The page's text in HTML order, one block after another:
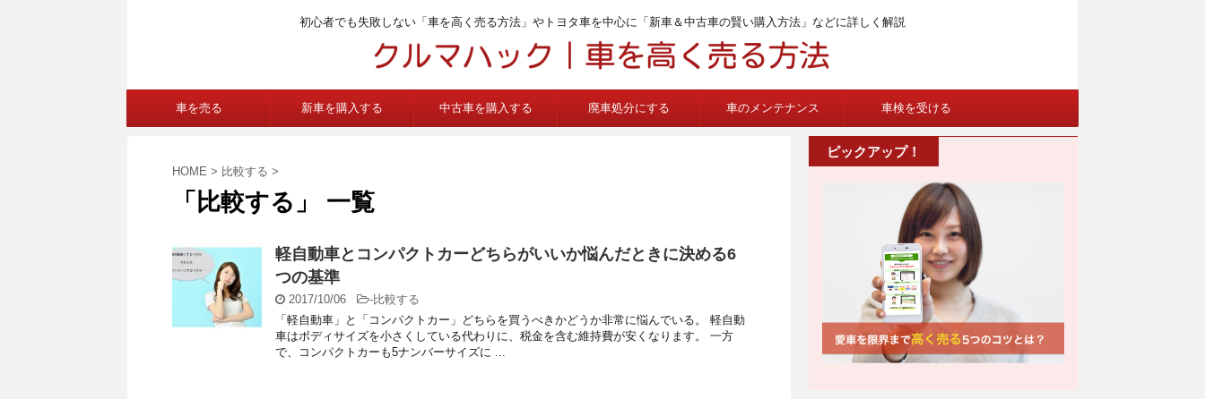
初心者でも失敗しない「車を高く売る方法」やトヨタ車を中心に「新車＆中古車の賢い購入方法」などに詳しく解説
車を売る 新車を購入する 中古車を購入する 廃車処分にする 車のメンテナンス 車検を受ける
HOME > 比較する >
「比較する」 一覧
軽自動車とコンパクトカーどちらがいいか悩んだときに決める6
つの基準
2017/10/06 -比較する
「軽自動車」と「コンパクトカー」どちらを買うべきかどうか非常に悩んでいる。 軽自動
車はボディサイズを小さくしている代わりに、税金を含む維持費が安くなります。 一方
で、コンパクトカーも5ナンバーサイズに ...
ピックアップ！